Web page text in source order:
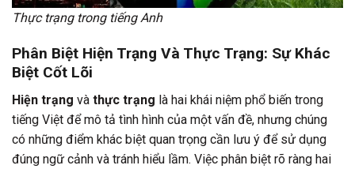
Thực trạng trong tiếng Anh
Phân Biệt Hiện Trạng Và Thực Trạng: Sự Khác
Biệt Cốt Lõi
Hiện trạng và thực trạng là hai khái niệm phổ biến trong
tiếng Việt để mô tả tình hình của một vấn đề, nhưng chúng
có những điểm khác biệt quan trọng cần lưu ý để sử dụng
đúng ngữ cảnh và tránh hiểu lầm. Việc phân biệt rõ ràng hai